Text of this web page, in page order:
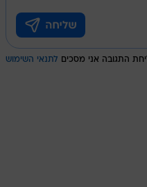
התגובה אני מסכים לתנאי השימוש